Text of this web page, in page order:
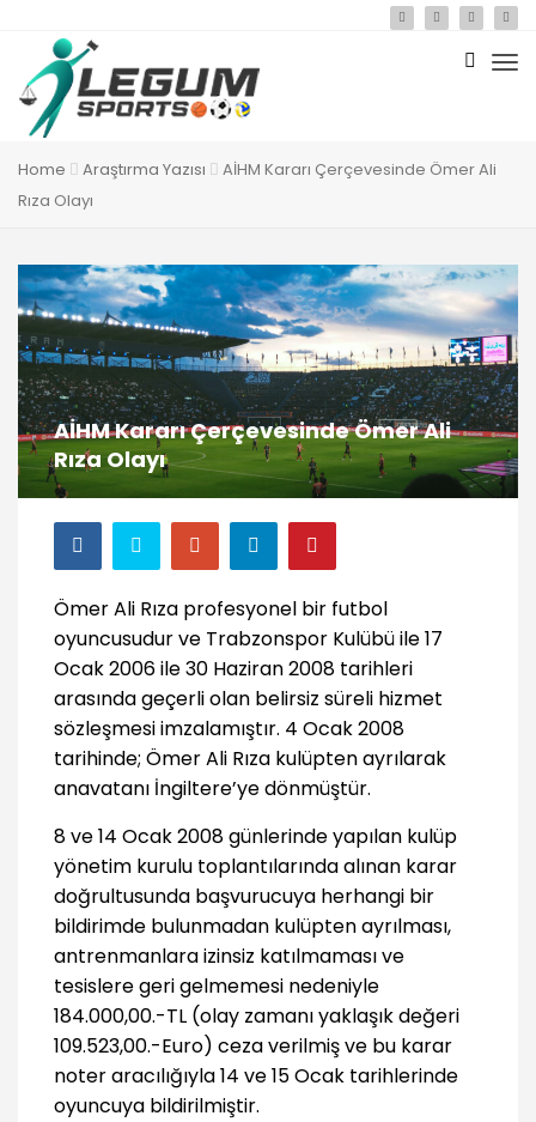
Home Araştırma Yazısı
AİHM Kararı Çerçevesinde Ömer Ali
Rıza Olayı
AİHM Kararı Çerçevesinde Ömer Ali
Rıza Olayı
Ömer Ali Rıza profesyonel bir futbol
oyuncusudur ve Trabzonspor Kulübü ile 17
Ocak 2006 ile 30 Haziran 2008 tarihleri
arasında geçerli olan belirsiz süreli hizmet
sözleşmesi imzalamıştır. 4 Ocak 2008
tarihinde; Ömer Ali Rıza kulüpten ayrılarak
anavatanı İngiltere’ye dönmüştür.
8 ve 14 Ocak 2008 günlerinde yapılan kulüp
yönetim kurulu toplantılarında alınan karar
doğrultusunda başvurucuya herhangi bir
bildirimde bulunmadan kulüpten ayrılması,
antrenmanlara izinsiz katılmaması ve
tesislere geri gelmemesi nedeniyle
184.000,00.-TL (olay zamanı yaklaşık değeri
109.523,00.-Euro) ceza verilmiş ve bu karar
noter aracılığıyla 14 ve 15 Ocak tarihlerinde
oyuncuya bildirilmiştir.